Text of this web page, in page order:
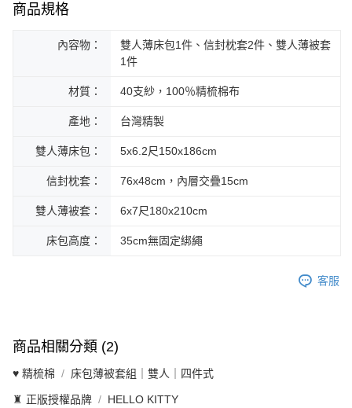
商品規格
內容物：
雙人薄床包1件、信封枕套2件、雙人薄被套
1件
材質： 40支紗，100％精梳棉布
產地： 台灣精製
雙人薄床包： 5x6.2尺150x186cm
信封枕套： 76x48cm，內層交疊15cm
雙人薄被套： 6x7尺180x210cm
床包高度： 35cm無固定綁繩
客服
商品相關分類 (2)
♥ 精梳棉 床包薄被套組｜雙人｜四件式
♜ 正版授權品牌 HELLO KITTY